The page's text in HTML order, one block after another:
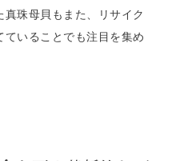
珠母貝もまた、リサイク
ていることでも注目を集め